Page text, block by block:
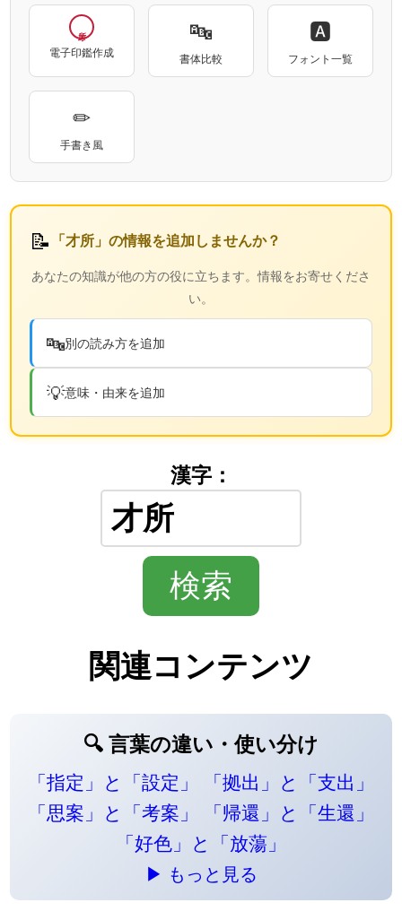
電子印鑑作成
🔤
書体比較
🅰
フォント一覧
✏
手書き風
📝 「才所」の情報を追加しませんか？
あなたの知識が他の方の役に立ちます。情報をお寄せくださ
い。
🔤別の読み方を追加
💡意味・由来を追加
漢字：
関連コンテンツ
🔍 言葉の違い・使い分け
「指定」と「設定」
「拠出」と「支出」
「思案」と「考案」
「帰還」と「生還」
「好色」と「放蕩」
▶ もっと見る